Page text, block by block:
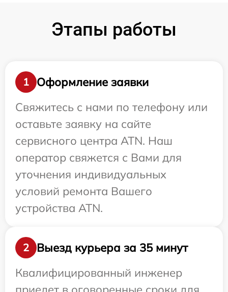
Этапы работы
1
Оформление заявки
Свяжитесь с нами по телефону или
оставьте заявку на сайте
сервисного центра ATN. Наш
оператор свяжется с Вами для
уточнения индивидуальных
условий ремонта Вашего
устройства ATN.
2
Выезд курьера за 35 минут
Квалифицированный инженер